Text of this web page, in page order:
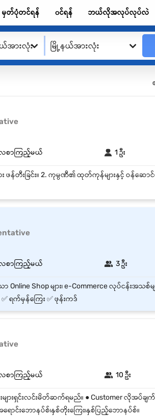
မှတ်ပုံတင်ရန် ၀င်ရန် ဘယ်လိုအလုပ်လုပ်လဲ
အားလုံး မြို့နယ်အားလုံး
စာကြည့်မယ် 1 ဦး
စာကြည့်မယ် 3 ဦး
✅ ရက်မှန်ကြေး ✅ ဖုန်းကဒ်
စာကြည့်မယ် 10 ဦး
ာင်းဘောနပ်စ်၊နှစ်တိုးကြေး၊နှစ်ပြည့်ဘောနပ်စ်။